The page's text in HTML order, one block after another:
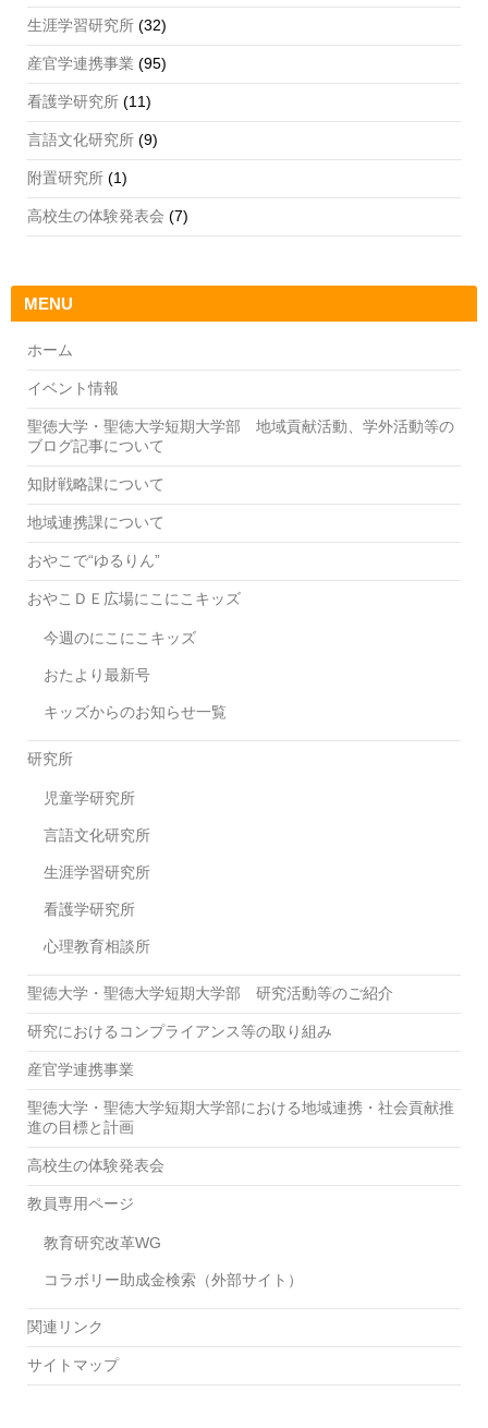
生涯学習研究所 (32)
産官学連携事業 (95)
看護学研究所 (11)
言語文化研究所 (9)
附置研究所 (1)
高校生の体験発表会 (7)
MENU
ホーム
イベント情報
聖徳大学・聖徳大学短期大学部 地域貢献活動、学外活動等の
ブログ記事について
知財戦略課について
地域連携課について
おやこで“ゆるりん”
おやこＤＥ広場にこにこキッズ
今週のにこにこキッズ
おたより最新号
キッズからのお知らせ一覧
研究所
児童学研究所
言語文化研究所
生涯学習研究所
看護学研究所
心理教育相談所
聖徳大学・聖徳大学短期大学部 研究活動等のご紹介
研究におけるコンプライアンス等の取り組み
産官学連携事業
聖徳大学・聖徳大学短期大学部における地域連携・社会貢献推
進の目標と計画
高校生の体験発表会
教員専用ページ
教育研究改革WG
コラボリー助成金検索（外部サイト）
関連リンク
サイトマップ